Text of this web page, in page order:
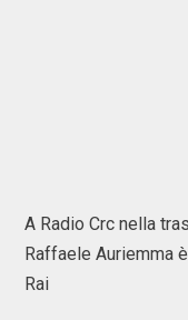
A Radio Crc nella
Raffaele Auriemma
Rai